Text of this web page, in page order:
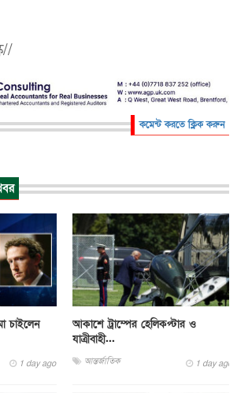
কমেন্ট করতে ক্লিক করুন
চাইলেন
1 day ago
আকাশে ট্রাম্পের হেলিকপ্টার ও
যাত্রীবাহী...
আন্তর্জাতিক 1 day ago